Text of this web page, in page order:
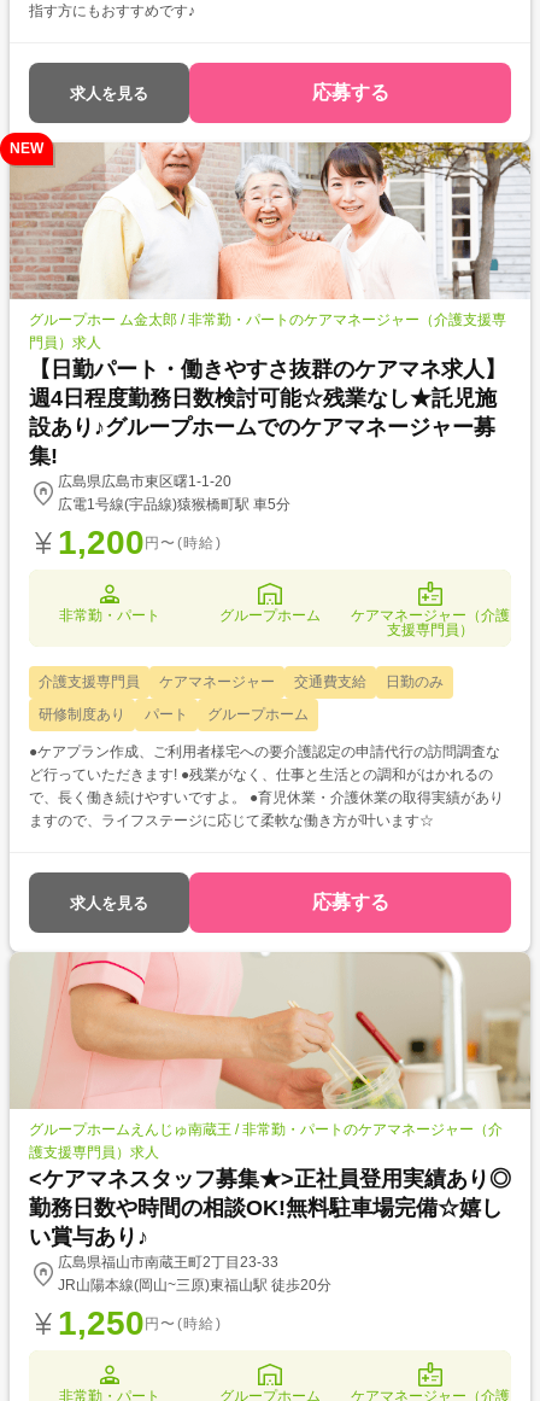
指す方にもおすすめです♪
求人を見る 応募する
NEW
グループホー ム金太郎 / 非常勤・パートのケアマネージャー（介護支援専
門員）求人
【日勤パート・働きやすさ抜群のケアマネ求人】
週4日程度勤務日数検討可能☆残業なし★託児施
設あり♪グループホームでのケアマネージャー募
集!
広島県広島市東区曙1-1-20
広電1号線(宇品線)猿猴橋町駅 車5分
1,200 円〜(時給)
非常勤・パート グループホーム
ケアマネージャー（介護
支援専門員）
介護支援専門員 ケアマネージャー 交通費支給
日勤のみ
研修制度あり
パート グループホーム
●ケアプラン作成、ご利用者様宅への要介護認定の申請代行の訪問調査な
ど行っていただきます! ●残業がなく、仕事と生活との調和がはかれるの
で、長く働き続けやすいですよ。 ●育児休業・介護休業の取得実績があり
ますので、ライフステージに応じて柔軟な働き方が叶います☆
求人を見る 応募する
グループホームえんじゅ南蔵王 / 非常勤・パートのケアマネージャー（介
護支援専門員）求人
<ケアマネスタッフ募集★>正社員登用実績あり◎
勤務日数や時間の相談OK!無料駐車場完備☆嬉し
い賞与あり♪
広島県福山市南蔵王町2丁目23-33
JR山陽本線(岡山~三原)東福山駅 徒歩20分
1,250 円〜(時給)
非常勤・パート グループホーム ケアマネージャー（介護